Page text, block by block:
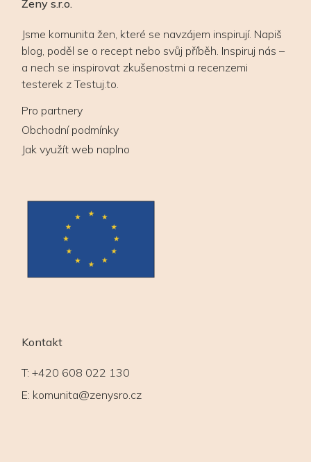
Ženy s.r.o.
Jsme komunita žen, které se navzájem inspirují. Napiš
blog, poděl se o recept nebo svůj příběh. Inspiruj nás –
a nech se inspirovat zkušenostmi a recenzemi
testerek z Testuj.to.
Pro partnery
Obchodní podmínky
Jak využít web naplno
Kontakt
T: +420 608 022 130
E: komunita@zenysro.cz